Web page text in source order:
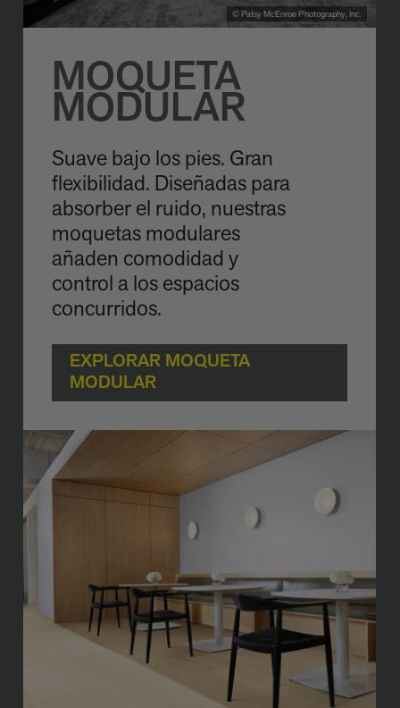
© Patsy McEnroe Photography, Inc.
MOQUETA
MODULAR
Suave bajo los pies. Gran
flexibilidad. Diseñadas para
absorber el ruido, nuestras
moquetas modulares
añaden comodidad y
control a los espacios
concurridos.
EXPLORAR MOQUETA
MODULAR